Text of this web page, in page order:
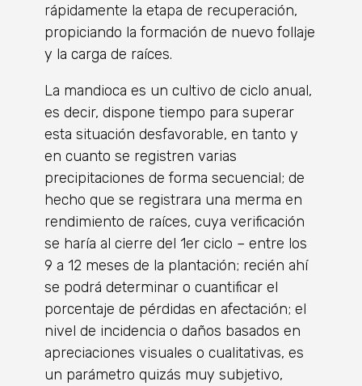
rápidamente la etapa de recuperación,
propiciando la formación de nuevo follaje
y la carga de raíces.
La mandioca es un cultivo de ciclo anual,
es decir, dispone tiempo para superar
esta situación desfavorable, en tanto y
en cuanto se registren varias
precipitaciones de forma secuencial; de
hecho que se registrara una merma en
rendimiento de raíces, cuya verificación
se haría al cierre del 1er ciclo – entre los
9 a 12 meses de la plantación; recién ahí
se podrá determinar o cuantificar el
porcentaje de pérdidas en afectación; el
nivel de incidencia o daños basados en
apreciaciones visuales o cualitativas, es
un parámetro quizás muy subjetivo,